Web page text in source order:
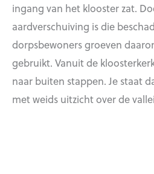
ingang van het klooster zat.
aardverschuiving is die
dorpsbewoners groeven
gebruikt. Vanuit de
naar buiten stappen. Je staat
met weids uitzicht over de